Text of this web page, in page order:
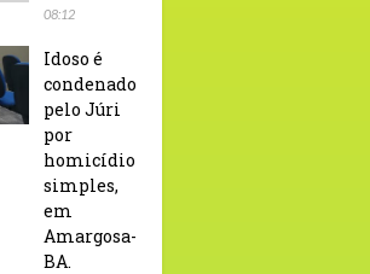
08:12
Idoso é
condenado
pelo Júri
por
homicídio
simples,
em
Amargosa-
BA.